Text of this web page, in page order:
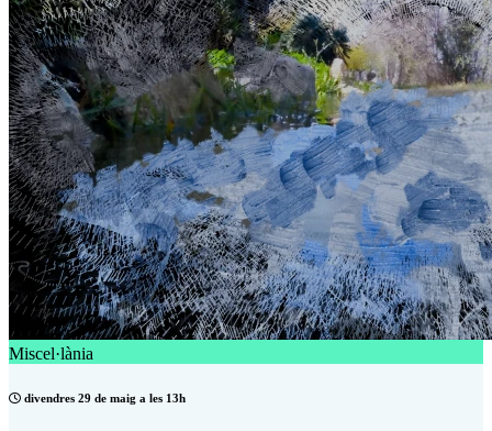
Miscel·lània
divendres 29 de maig a les 13h